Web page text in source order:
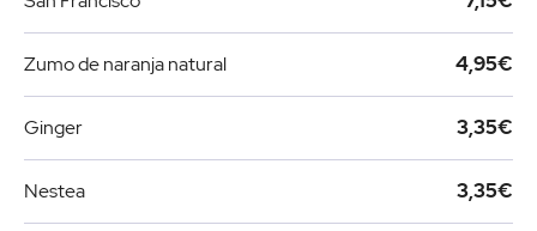
Zumo de naranja natural 4,95€
Ginger 3,35€
Nestea 3,35€